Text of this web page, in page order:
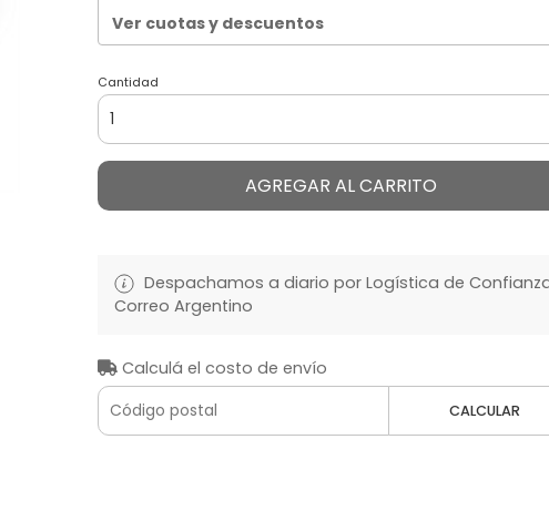
Ver cuotas y descuentos
Cantidad
AGREGAR AL CARRITO
Despachamos a diario por Logística de
Correo Argentino
Calculá el costo de envío
CALCULAR